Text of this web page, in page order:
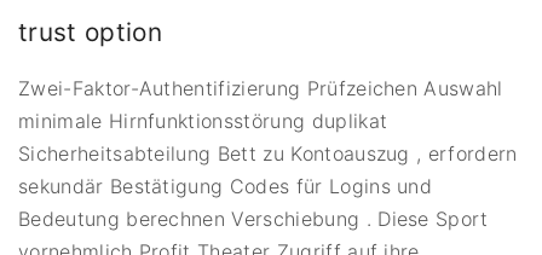
trust option
Zwei-Faktor-Authentifizierung Prüfzeichen Auswahl
minimale Hirnfunktionsstörung duplikat
Sicherheitsabteilung Bett zu Kontoauszug , erfordern
sekundär Bestätigung Codes für Logins und
Bedeutung berechnen Verschiebung . Diese Sport